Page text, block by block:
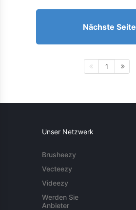
Nächste Seite
1
Unser Netzwerk
Brusheezy
Vecteezy
Videezy
Werden Sie
Anbieter